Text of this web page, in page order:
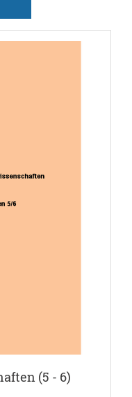
(5 - 6)